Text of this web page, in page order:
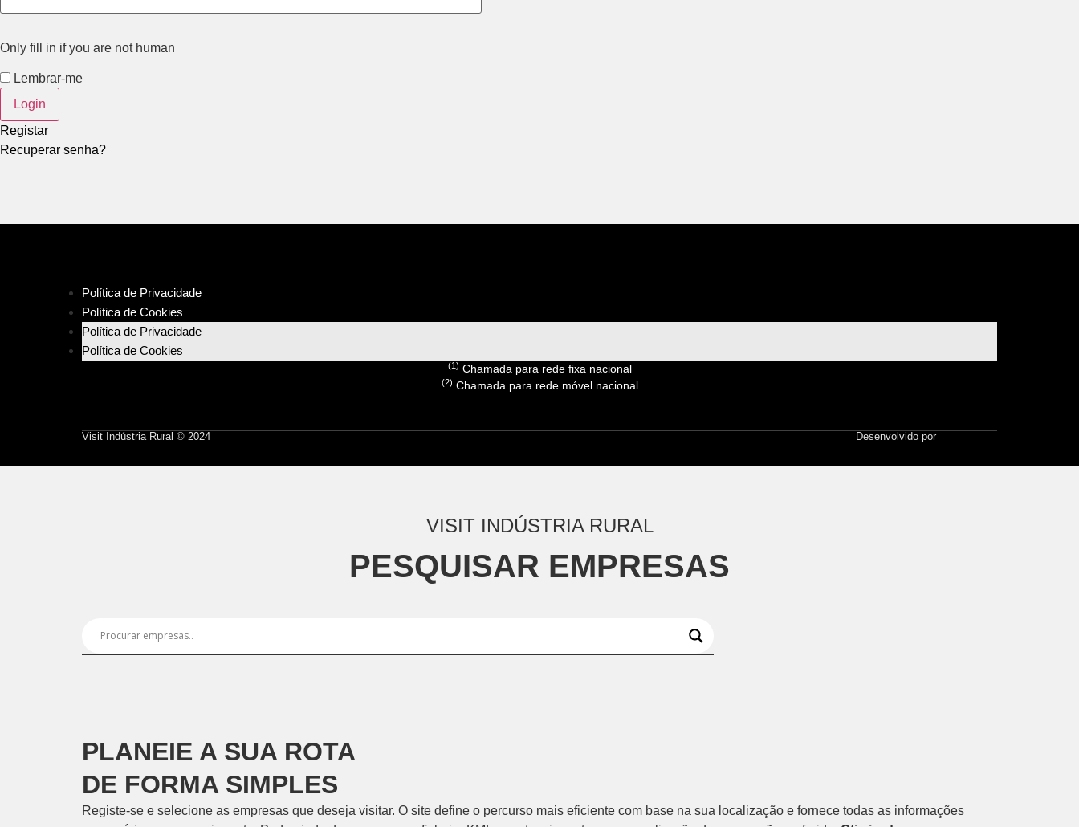
Only fill in if you are not human
Lembrar-me
Registar
Recuperar senha?
Política de Privacidade
Política de Cookies
Política de Privacidade
Política de Cookies
(1) Chamada para rede fixa nacional
(2) Chamada para rede móvel nacional
Visit Indústria Rural © 2024 Desenvolvido por
VISIT INDÚSTRIA RURAL
PESQUISAR EMPRESAS
PLANEIE A SUA ROTA
DE FORMA SIMPLES
Registe-se e selecione as empresas que deseja visitar. O site define o percurso mais eficiente com base na sua localização e fornece todas as informações